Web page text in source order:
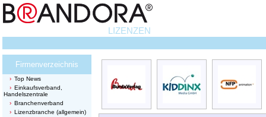
LIZENZEN
Firmenverzeichnis
Top News
Einkaufsverband,
Handelszentrale
Branchenverband
Lizenzbranche (allgemein)